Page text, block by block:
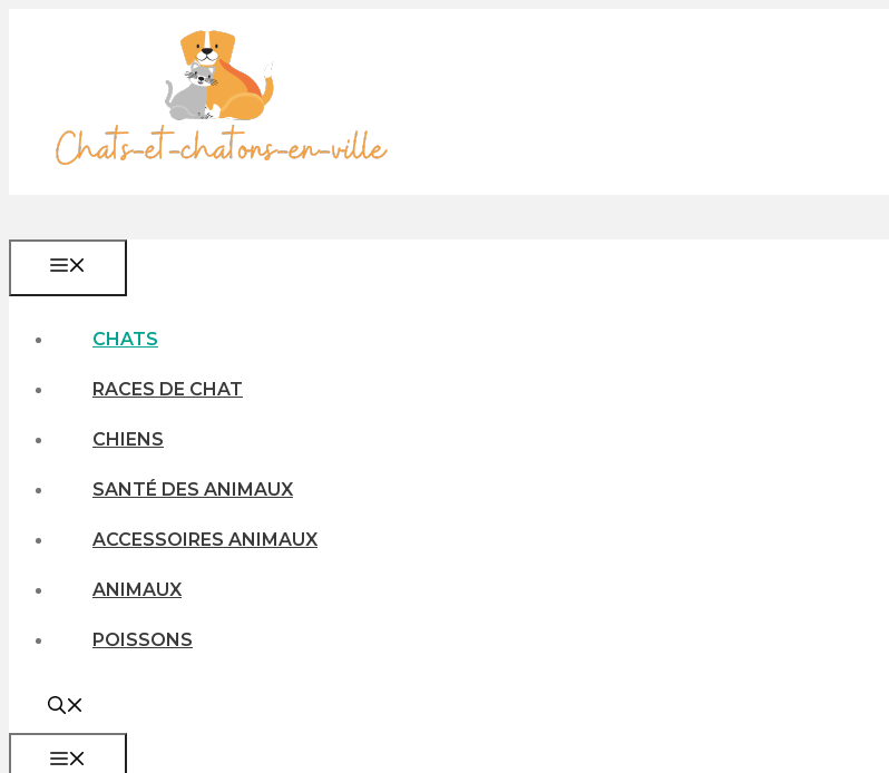
CHATS
RACES DE CHAT
CHIENS
SANTÉ DES ANIMAUX
ACCESSOIRES ANIMAUX
ANIMAUX
POISSONS